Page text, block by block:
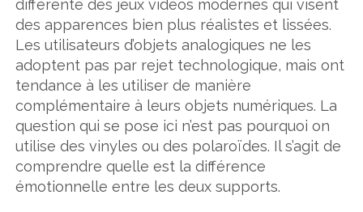
différente des jeux vidéos modernes qui visent
des apparences bien plus réalistes et lissées.
Les utilisateurs d’objets analogiques ne les
adoptent pas par rejet technologique, mais ont
tendance à les utiliser de manière
complémentaire à leurs objets numériques. La
question qui se pose ici n’est pas pourquoi on
utilise des vinyles ou des polaroïdes. Il s’agit de
comprendre quelle est la différence
émotionnelle entre les deux supports.